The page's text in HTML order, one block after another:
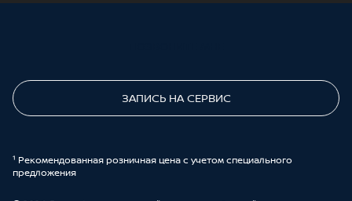
ЗАПИСЬ НА СЕРВИС
¹ Рекомендованная розничная цена с учетом специального
предложения